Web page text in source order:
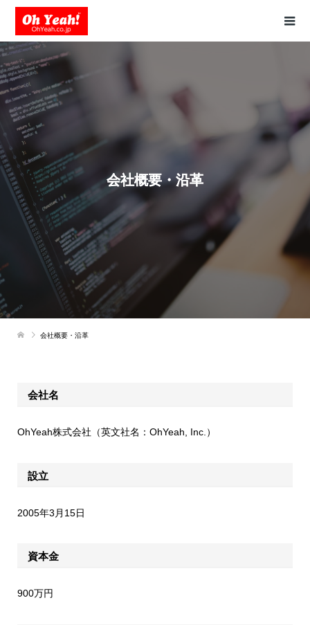
会社概要・沿革
会社概要・沿革
会社名
OhYeah株式会社（英文社名：OhYeah, Inc.）
設立
2005年3月15日
資本金
900万円